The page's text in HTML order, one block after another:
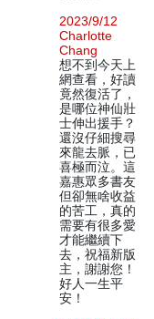
2023/9/12
Charlotte
Chang
想不到今天上
網查看，好讀
竟然復活了，
是哪位神仙壯
士伸出援手？
還沒仔細搜尋
來龍去脈，已
喜極而泣。這
嘉惠眾多書友
但卻無啥收益
的苦工，真的
需要有很多愛
才能繼續下
去，祝福新版
主，謝謝您！
好人一生平
安！